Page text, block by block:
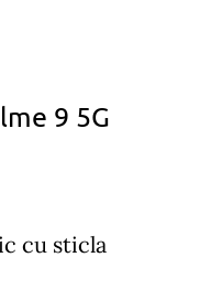
9 5G
cu sticla